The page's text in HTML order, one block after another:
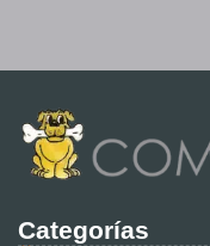
Categorías